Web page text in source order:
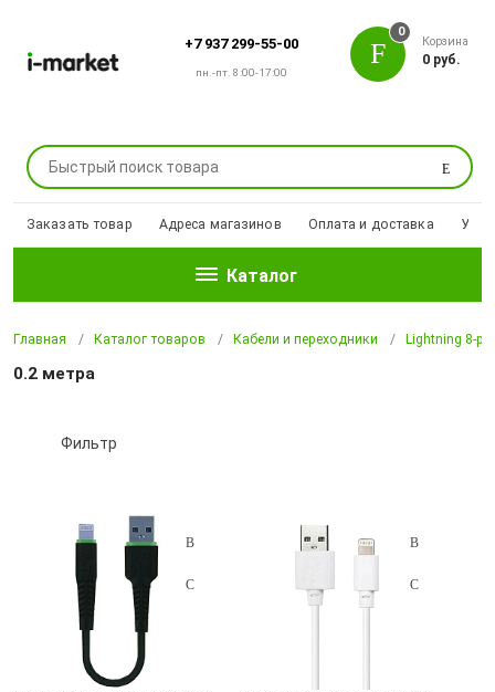
+7 937 299-55-00
пн.-пт. 8:00-17:00
Поиск
0
Корзина
0 руб.
Заказать товар Адреса магазинов Оплата и доставка
Каталог
Главная Каталог товаров Кабели и переходники Lightning 8-pin
0.2 метра
Фильтр
Подбор параметров
Розничная цена